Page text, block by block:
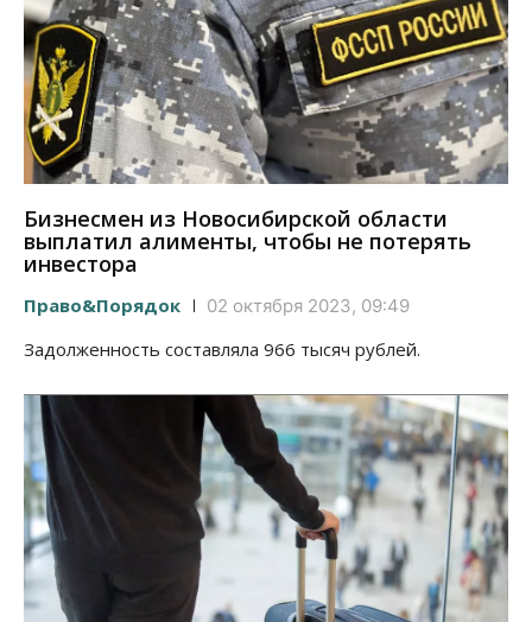
Бизнесмен из Новосибирской области
выплатил алименты, чтобы не потерять
инвестора
Право&Порядок 02 октября 2023, 09:49
Задолженность составляла 966 тысяч рублей.